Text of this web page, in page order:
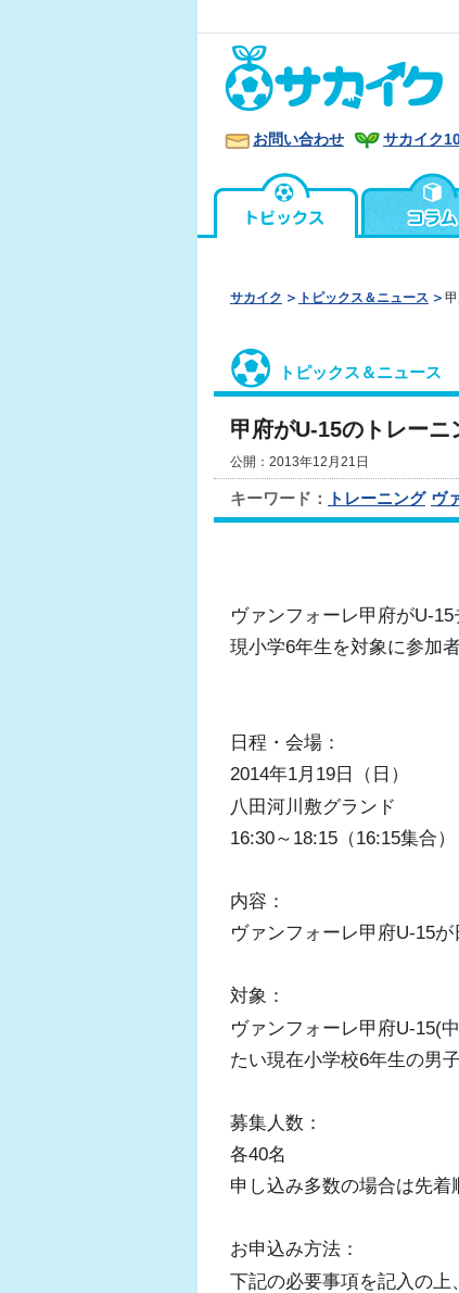
お問い合わせ サカイク
サカイク トピックス＆ニュース
トピックス＆ニュース
甲府がU-15のトレーニ
公開：2013年12月21日
キーワード： トレーニング ヴ
ヴァンフォーレ甲府がU-
現小学6年生を対象に参加
日程・会場：
2014年1月19日（日）
八田河川敷グランド
16:30～18:15（16:15集合）
内容：
ヴァンフォーレ甲府U-15
対象：
ヴァンフォーレ甲府U-15(
たい現在小学校6年生の男子
募集人数：
各40名
申し込み多数の場合は先着
お申込み方法：
下記の必要事項を記入の上